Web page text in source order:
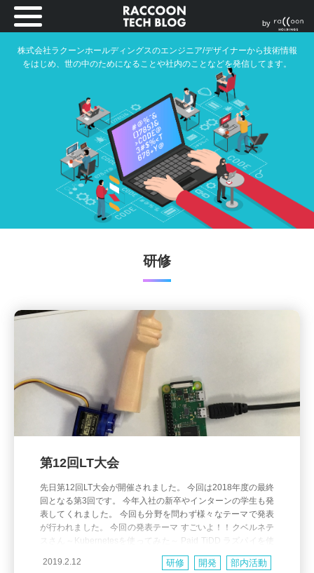
株式会社ラクーンホールディングスのエンジニア/デザイナーから技術情報
をはじめ、世の中のためになることや社内のことなどを発信してます。
by
研修
第12回LT大会
先日第12回LT大会が開催されました。 今回は2018年度の最終
回となる第3回です。 今年入社の新卒やインターンの学生も発
表してくれました。 今回も分野を問わず様々なテーマで発表
が行われました。 今回の発表テーマ すごいよ！！クベルネテ
スさん～Kubernetesを使ってみた～ Paid TiDD ラズパイを使
ってサーバのボタンを遠隔でポチる指を作る インターン生に
よる、 楽しいAR開発の
2019.2.12 開発 部内活動
研修